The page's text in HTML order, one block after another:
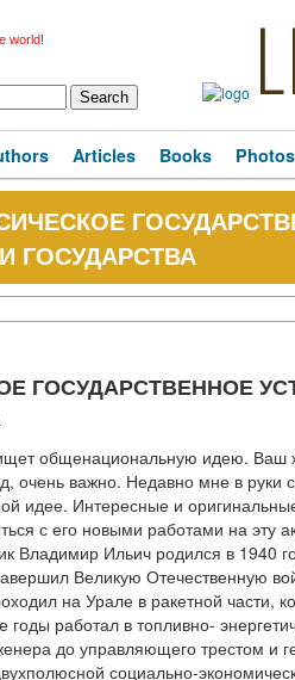
world!
Articles Books Photos
ГОСУДАРСТВА
ГОСУДАРСТВЕННОЕ
общенациональную идею. Ваш
очень важно. Недавно мне в руки
идее. Интересные и
с его новыми работами на эту
Ильич родился в 1940
Великую Отечественную
на Урале в ракетной части,
работал в топливно-
до управляющего трестом и
социально-